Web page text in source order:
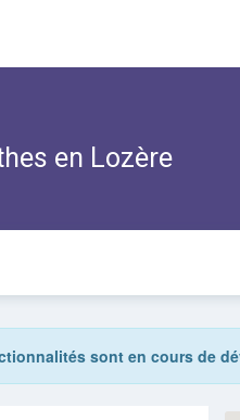
en Lozère
sont en cours de